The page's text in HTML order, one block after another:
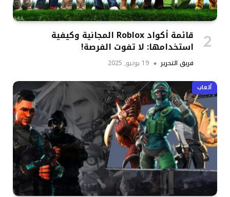
قائمة أكواد Roblox المجانية وكيفية
استخدامها: لا تفوت الفرصة!
فريق التحرير 19 يونيو, 2025
ألعاب